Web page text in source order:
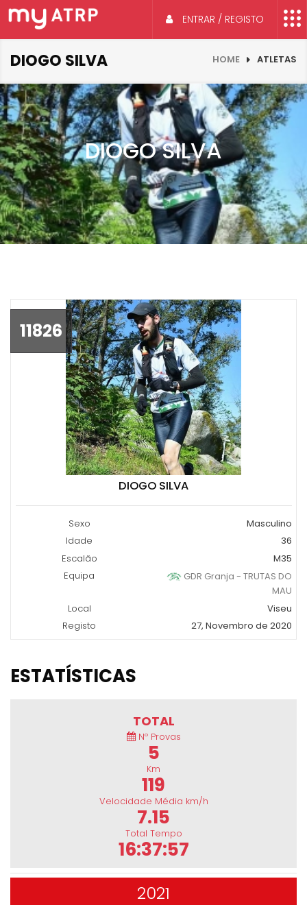
ENTRAR / REGISTO
DIOGO SILVA HOME ATLETAS
DIOGO SILVA
11826
DIOGO SILVA
Sexo
Masculino
Idade
36
Escalão
M35
Equipa
GDR Granja - TRUTAS DO
MAU
Local
Viseu
Registo
27, Novembro de 2020
ESTATÍSTICAS
TOTAL
Nº Provas
5
Km
119
Velocidade Média km/h
7.15
Total Tempo
16:37:57
2021